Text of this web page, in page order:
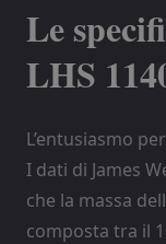
Le
LHS
L’entusiasmo
I dati di James
che la massa
composta tra il